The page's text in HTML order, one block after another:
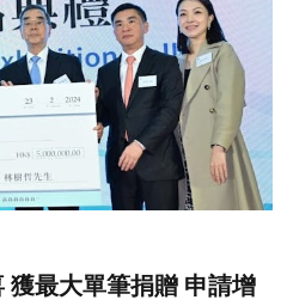
獲最大單筆捐贈 申請增